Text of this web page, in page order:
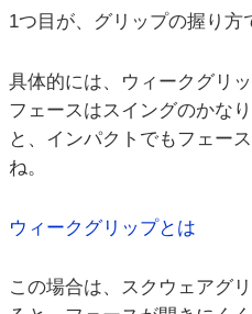
1つ目が、グリップの握り方
具体的には、ウィークグリ
フェースはスイングのかな
と、インパクトでもフェー
ね。
ウィークグリップとは
この場合は、スクウェアグ